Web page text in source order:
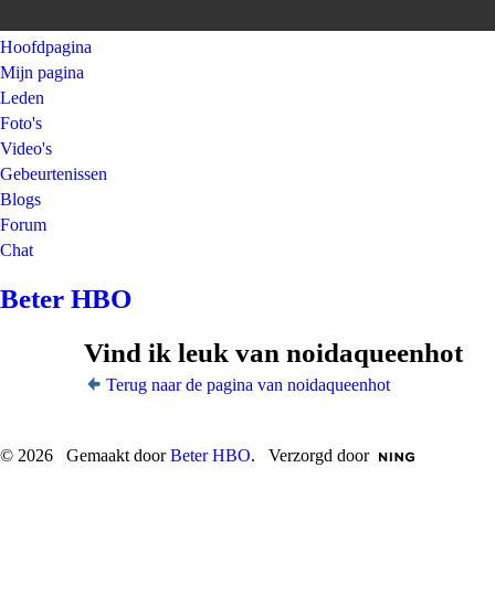
Hoofdpagina
Mijn pagina
Leden
Foto's
Video's
Gebeurtenissen
Blogs
Forum
Chat
Beter HBO
Vind ik leuk van noidaqueenhot
Terug naar de pagina van noidaqueenhot
© 2026 Gemaakt doorBeter HBO. Verzorgd door